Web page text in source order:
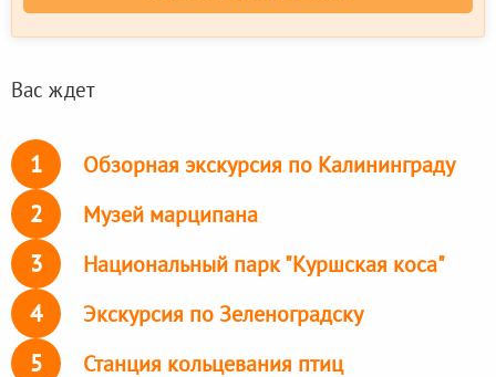
Вас ждет
1 Обзорная экскурсия по Калининграду
2 Музей марципана
3 Национальный парк "Куршская коса"
4 Экскурсия по Зеленоградску
5 Станция кольцевания птиц